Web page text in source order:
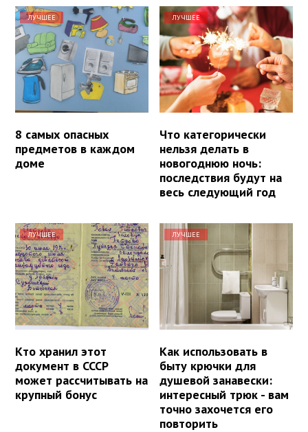
ЛУЧШЕЕ
8 самых опасных
предметов в каждом
доме
ЛУЧШЕЕ
Что категорически
нельзя делать в
новогоднюю ночь:
последствия будут на
весь следующий год
ЛУЧШЕЕ
Кто хранил этот
документ в СССР
может рассчитывать на
крупный бонус
ЛУЧШЕЕ
Как использовать в
быту крючки для
душевой занавески:
интересный трюк - вам
точно захочется его
повторить